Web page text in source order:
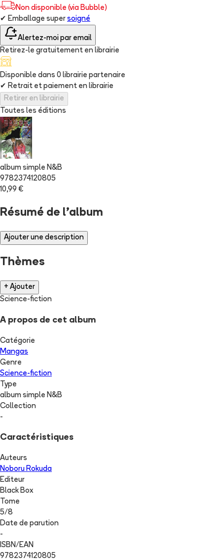
Non disponible (via Bubble)
✔ Emballage super soigné
Alertez-moi par email
Retirez-le gratuitement en librairie
Disponible dans 0 librairie partenaire
✔ Retrait et paiement en librairie
Retirer en librairie
Toutes les éditions
album simple N&B
9782374120805
10,99 €
Résumé de l'album
Ajouter une description
Thèmes
+ Ajouter
Science-fiction
A propos de cet album
Catégorie
Mangas
Genre
Science-fiction
Type
album simple N&B
Collection
-
Caractéristiques
Auteurs
Noboru Rokuda
Editeur
Black Box
Tome
5/8
Date de parution
-
ISBN/EAN
9782374120805